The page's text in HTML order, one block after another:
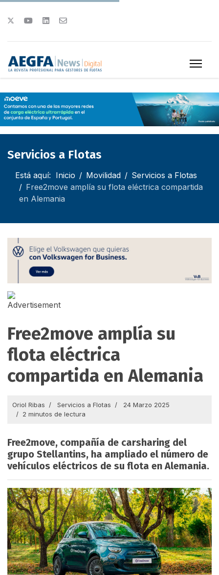
Servicios a Flotas
Está aquí: Inicio Movilidad
Servicios a Flotas
Free2move amplía su flota eléctrica compartida
en Alemania
Free2move amplía su
flota eléctrica
compartida en Alemania
Oriol Ribas Servicios a Flotas
24 Marzo 2025
2 minutos de lectura
Free2move, compañía de carsharing del
grupo Stellantins, ha ampliado el número de
vehículos eléctricos de su flota en Alemania.